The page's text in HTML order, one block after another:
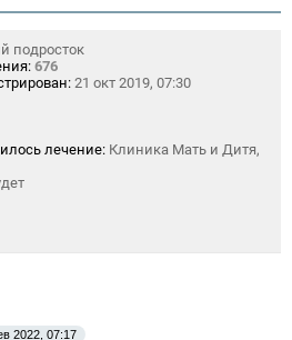
подросток
676
21 окт 2019, 07:30
лечение: Клиника Мать и Дитя,
2022, 07:17